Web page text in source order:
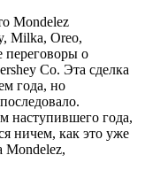
Mondelez
Milka, Oreo,
переговоры о
Co. Эта сделка
года, но
наступившего года,
ничем, как это уже
Mondelez,